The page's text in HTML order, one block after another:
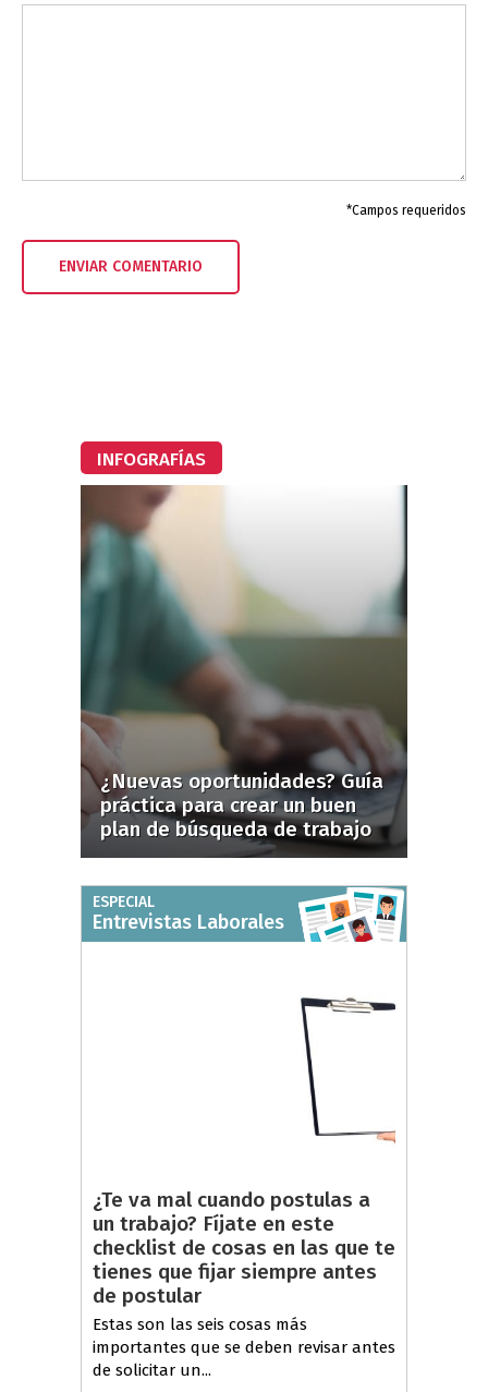
*Campos requeridos
INFOGRAFÍAS
¿Nuevas oportunidades? Guía
práctica para crear un buen
plan de búsqueda de trabajo
ESPECIAL
Entrevistas Laborales
¿Te va mal cuando postulas a
un trabajo? Fíjate en este
checklist de cosas en las que te
tienes que fijar siempre antes
de postular
Estas son las seis cosas más
importantes que se deben revisar antes
de solicitar un...